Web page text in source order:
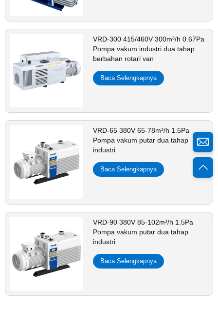
VRD-300 415/460V 300m³/h 0.67Pa
Pompa vakum industri dua tahap
berbahan rotari van
Baca Selengkapnya
VRD-65 380V 65-78m³/h 1.5Pa
Pompa vakum putar dua tahap
industri
Baca Selengkapnya
VRD-90 380V 85-102m³/h 1.5Pa
Pompa vakum putar dua tahap
industri
Baca Selengkapnya